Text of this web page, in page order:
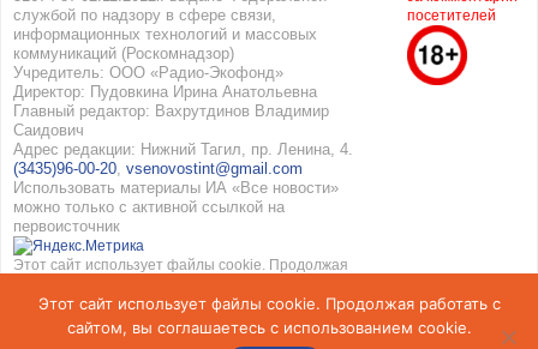
службой по надзору в сфере связи,
информационных технологий и массовых
коммуникаций (Роскомнадзор)
Учредитель: ООО «Радио-Экофонд»
Директор: Пудовкина Ирина Анатольевна
Главный редактор: Вахрутдинов Владимир
Саидович
Адрес редакции: Нижний Тагил, пр. Ленина, 4.
(3435)96-00-20, vsenovostint@gmail.com
Использовать материалы ИА «Все новости»
можно только с активной ссылкой на
первоисточник
Этот сайт использует файлы cookie. Продолжая
использованием cookie. Подробнее вПолитике
конфиденциальностииСоглашение об обработке
персональных данных
посетителей
Этот сайт использует файлы cookie. Продолжая работать с
сайтом, вы соглашаетесь с использованием cookie.